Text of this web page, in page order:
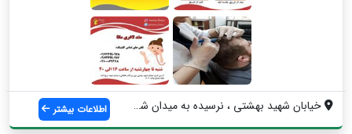
خیابان شهید بهشتی ، نرسیده به میدان شهدا... اطلاعات بیشتر